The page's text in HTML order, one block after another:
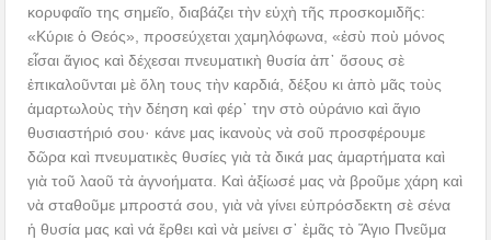
κορυφαῖο της σημεῖο, διαβάζει τὴν εὐχὴ τῆς προσκομιδῆς:
«Κύριε ὁ Θεός», προσεύχεται χαμηλόφωνα, «ἐσὺ ποὺ μόνος
εἶσαι ἅγιος καὶ δέχεσαι πνευματικὴ θυσία ἀπ᾿ ὅσους σὲ
ἐπικαλοῦνται μὲ ὅλη τους τὴν καρδιά, δέξου κι ἀπὸ μᾶς τοὺς
ἁμαρτωλοὺς τὴν δέηση καὶ φέρ᾿ την στὸ οὐράνιο καὶ ἅγιο
θυσιαστήριό σου· κάνε μας ἱκανοὺς νὰ σοῦ προσφέρουμε
δῶρα καὶ πνευματικὲς θυσίες γιὰ τὰ δικά μας ἁμαρτήματα καὶ
γιὰ τοῦ λαοῦ τὰ ἀγνοήματα. Καὶ ἀξίωσέ μας νὰ βροῦμε χάρη καὶ
νὰ σταθοῦμε μπροστά σου, γιὰ νὰ γίνει εὐπρόσδεκτη σὲ σένα
ἡ θυσία μας καὶ νά ἔρθει καὶ νὰ μείνει σ᾿ ἐμᾶς τὸ Ἅγιο Πνεῦμα